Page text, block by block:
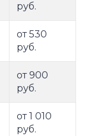
руб.
от 530
руб.
от 900
руб.
от 1 010
руб.